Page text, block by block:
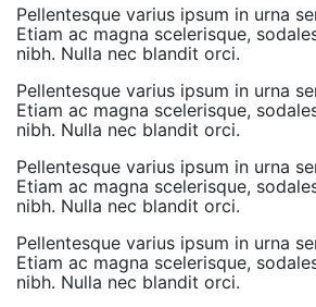
Pellentesque varius ipsum in urna
Etiam ac magna scelerisque,
nibh. Nulla nec blandit orci.
Pellentesque varius ipsum in urna
Etiam ac magna scelerisque,
nibh. Nulla nec blandit orci.
Pellentesque varius ipsum in urna
Etiam ac magna scelerisque,
nibh. Nulla nec blandit orci.
Pellentesque varius ipsum in urna
Etiam ac magna scelerisque,
nibh. Nulla nec blandit orci.